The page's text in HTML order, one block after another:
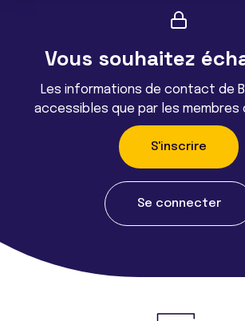
Vous souhaitez
Les informations de contact de
accessibles que par les membres
S'inscrire
Se connecter